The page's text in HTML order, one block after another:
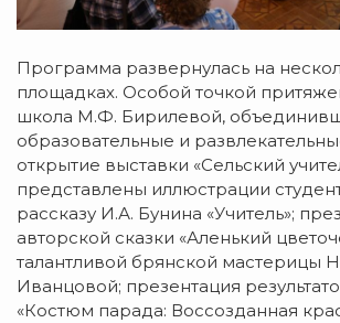
Программа развернулась на
площадках. Особой точкой
школа М.Ф. Бирилевой,
образовательные и
открытие выставки «Сельский
представлены иллюстрации
рассказу И.А. Бунина «Учитель»;
авторской сказки «Аленький
талантливой брянской мастерицы
Иванцовой; презентация
«Костюм парада: Воссозданная